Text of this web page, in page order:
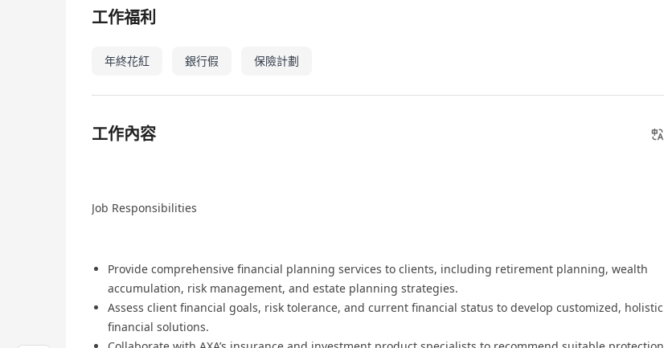
工作福利
年終花紅 銀行假 保險計劃
工作內容
Job Responsibilities
Provide comprehensive financial planning services to clients, including retirement planning, wealth
accumulation, risk management, and estate planning strategies.
Assess client financial goals, risk tolerance, and current financial status to develop customized, holistic
financial solutions.